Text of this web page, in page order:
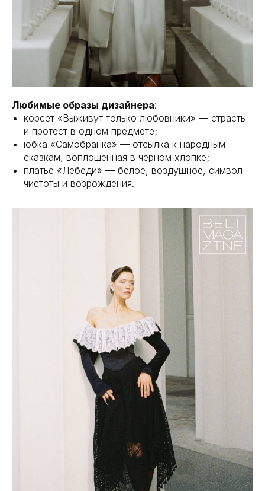
Любимые образы дизайнера:
корсет «Выживут только любовники» — страсть
и протест в одном предмете;
юбка «Самобранка» — отсылка к народным
сказкам, воплощенная в черном хлопке;
платье «Лебеди» — белое, воздушное, символ
чистоты и возрождения.